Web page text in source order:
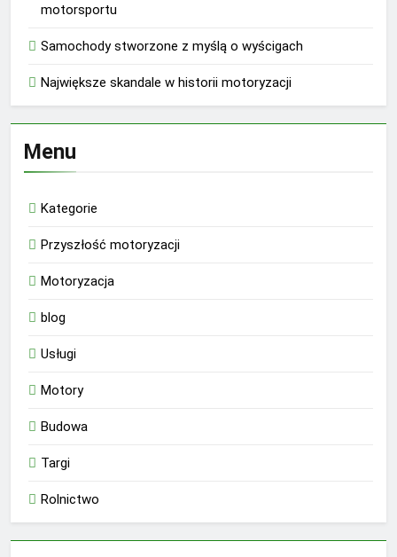
motorsportu
Samochody stworzone z myślą o wyścigach
Największe skandale w historii motoryzacji
Menu
Kategorie
Przyszłość motoryzacji
Motoryzacja
blog
Usługi
Motory
Budowa
Targi
Rolnictwo